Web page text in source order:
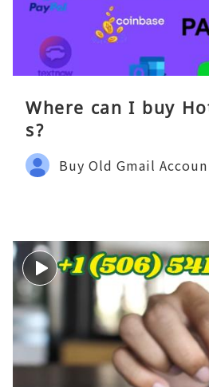
Where can I buy
s?
Buy Old Gmail Accoun